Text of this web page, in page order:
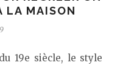
LA MAISON
19e siècle, le style